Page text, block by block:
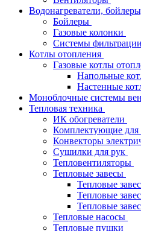
Водонагреватели,
Бойлеры
Газовые колонки
Системы
Котлы отопления
Газовые котлы
Напольные
Настенные
Моноблочные системы
Тепловая техника
ИК обогреватели
Комплектующие для
Конвекторы
Сушилки для рук
Тепловентиляторы
Тепловые завесы
Тепловые
Тепловые
Тепловые
Тепловые насосы
Тепловые пушки